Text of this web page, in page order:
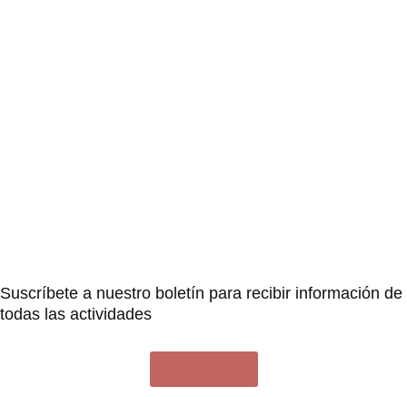
Suscríbete a nuestro boletín para recibir información de
todas las actividades